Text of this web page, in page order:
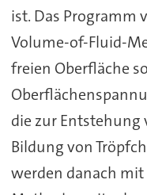
ist. Das Programm
Volume-of-Fluid-
freien Oberfläche
die zur
Bildung von
werden danach